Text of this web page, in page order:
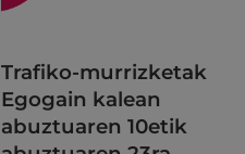
Trafiko-murrizketak
Egogain kalean
abuztuaren 10etik